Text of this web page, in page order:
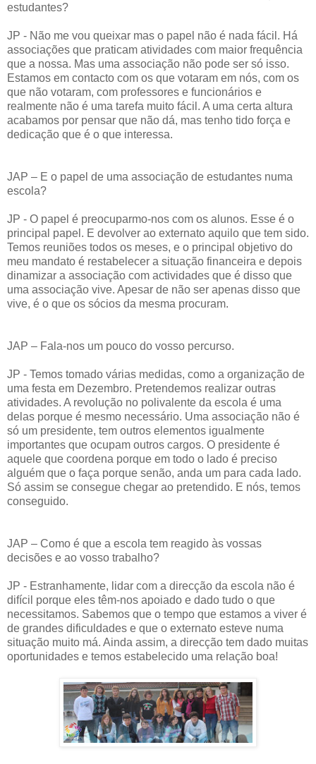
estudantes?
JP - Não me vou queixar mas o papel não é nada fácil. Há
associações que praticam atividades com maior frequência
que a nossa. Mas uma associação não pode ser só isso.
Estamos em contacto com os que votaram em nós, com os
que não votaram, com professores e funcionários e
realmente não é uma tarefa muito fácil. A uma certa altura
acabamos por pensar que não dá, mas tenho tido força e
dedicação que é o que interessa.
JAP – E o papel de uma associação de estudantes numa
escola?
JP - O papel é preocuparmo-nos com os alunos. Esse é o
principal papel. E devolver ao externato aquilo que tem sido.
Temos reuniões todos os meses, e o principal objetivo do
meu mandato é restabelecer a situação financeira e depois
dinamizar a associação com actividades que é disso que
uma associação vive. Apesar de não ser apenas disso que
vive, é o que os sócios da mesma procuram.
JAP – Fala-nos um pouco do vosso percurso.
JP - Temos tomado várias medidas, como a organização de
uma festa em Dezembro. Pretendemos realizar outras
atividades. A revolução no polivalente da escola é uma
delas porque é mesmo necessário. Uma associação não é
só um presidente, tem outros elementos igualmente
importantes que ocupam outros cargos. O presidente é
aquele que coordena porque em todo o lado é preciso
alguém que o faça porque senão, anda um para cada lado.
Só assim se consegue chegar ao pretendido. E nós, temos
conseguido.
JAP – Como é que a escola tem reagido às vossas
decisões e ao vosso trabalho?
JP - Estranhamente, lidar com a direcção da escola não é
difícil porque eles têm-nos apoiado e dado tudo o que
necessitamos. Sabemos que o tempo que estamos a viver é
de grandes dificuldades e que o externato esteve numa
situação muito má. Ainda assim, a direcção tem dado muitas
oportunidades e temos estabelecido uma relação boa!